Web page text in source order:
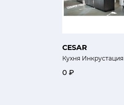
CESAR
Кухня Инкрустация
0 ₽